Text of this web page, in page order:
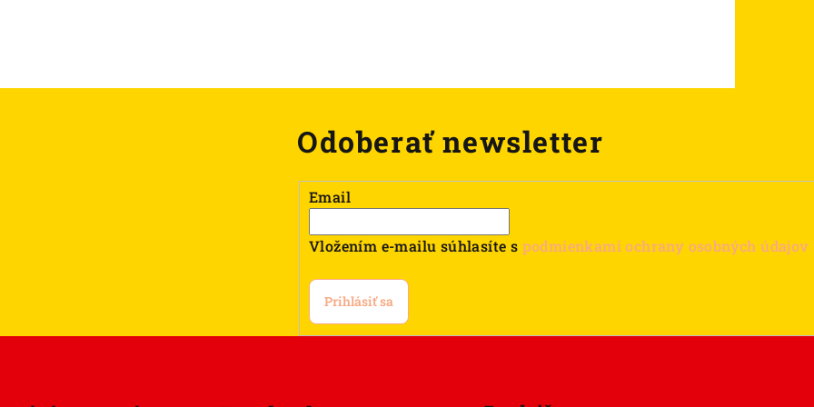
Odoberať newsletter
Email
Vložením e-mailu súhlasíte s podmienkami ochrany osobných údajov
Prihlásiť sa